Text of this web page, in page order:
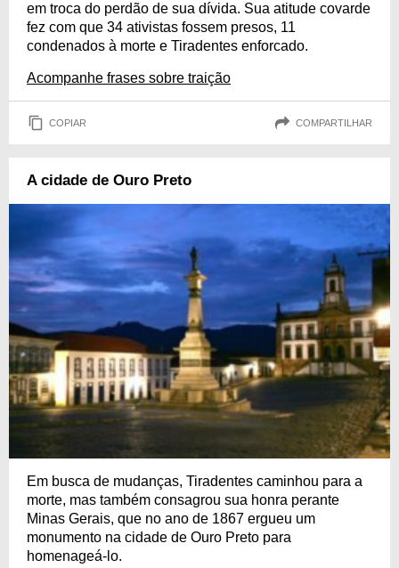
em troca do perdão de sua dívida. Sua atitude covarde
fez com que 34 ativistas fossem presos, 11
condenados à morte e Tiradentes enforcado.
Acompanhe frases sobre traição
COPIAR COMPARTILHAR
A cidade de Ouro Preto
Em busca de mudanças, Tiradentes caminhou para a
morte, mas também consagrou sua honra perante
Minas Gerais, que no ano de 1867 ergueu um
monumento na cidade de Ouro Preto para
homenageá-lo.